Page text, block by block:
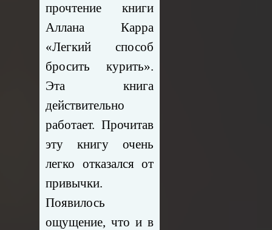
прочтение книги
Аллана Карра
«Легкий способ
бросить курить».
Эта книга
действительно
работает. Прочитав
эту книгу очень
легко отказался от
привычки.
Появилось
ощущение, что и в